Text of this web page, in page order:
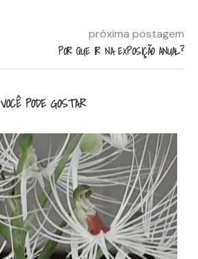
próxima postagem
POR QUE IR NA EXPOSIÇÃO ANUAL?
VOCÊ PODE GOSTAR